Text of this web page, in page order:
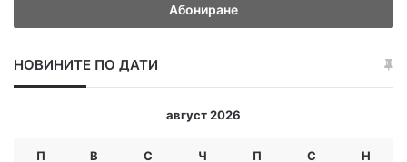
д
т
е
НОВИНИТЕ ПО ДАТИ
август 2026
П В С Ч П С Н